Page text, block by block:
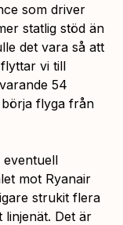
som driver
statlig stöd än
det vara så att
vi till
54
flyga från
mot Ryanair
strukit flera
Det är